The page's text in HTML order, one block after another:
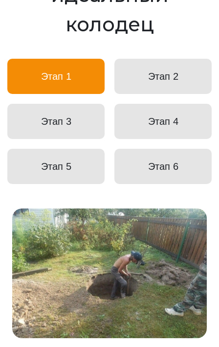
колодец
Этап 1 Этап 2
Этап 3 Этап 4
Этап 5 Этап 6